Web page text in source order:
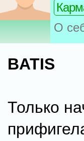
О
BATIS
Только